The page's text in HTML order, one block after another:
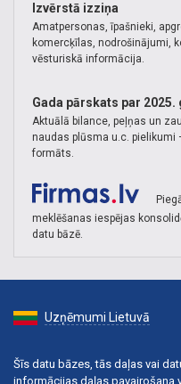
Izvērstā izziņa
Amatpersonas, īpašnieki,
komercķīlas, nodrošinājumi,
vēsturiskā informācija.
Gada pārskats par 2025.
Aktuālā bilance, peļņas un
naudas plūsma u.c. pielikumi
formāts.
meklēšanas iespējas
datu bāzē.
Uzņēmumi Lietuvā
Šīs datu bāzes, tās daļas vai
informācijas daļas pavairošana